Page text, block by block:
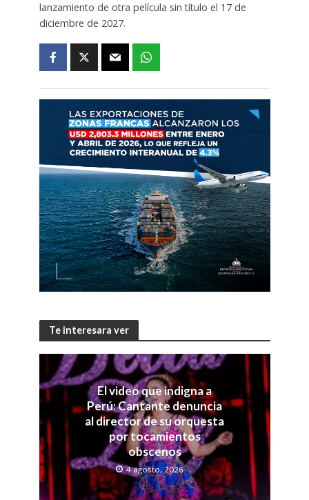
lanzamiento de otra película sin título el 17 de
diciembre de 2027.
Te interesara ver
El video que indigna a
Perú: Cantante denuncia
al director de su orquesta
por tocamientos
obscenos
4 agosto, 2026